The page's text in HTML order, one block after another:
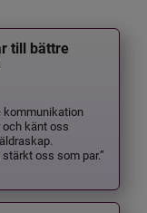
till bättre
kommunikation
och känt oss
oss som par.”